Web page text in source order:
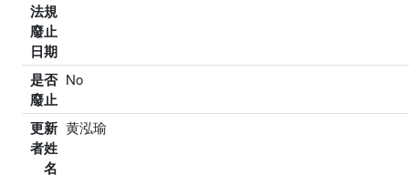
法規
廢止
日期
是否
廢止
No
更新
者姓
名
黄泓瑜